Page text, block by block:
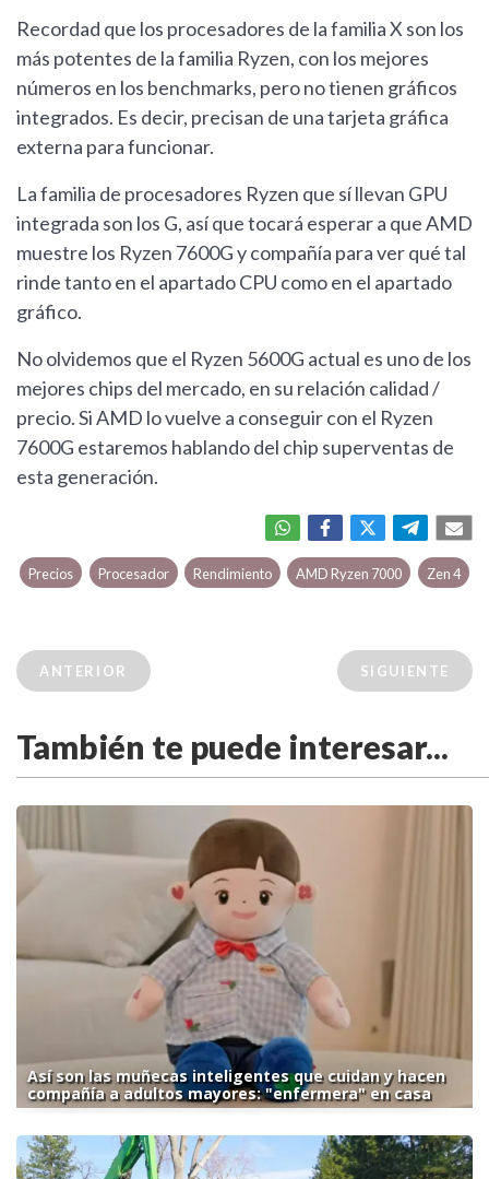
Recordad que los procesadores de la familia X son los
más potentes de la familia Ryzen, con los mejores
números en los benchmarks, pero no tienen gráficos
integrados. Es decir, precisan de una tarjeta gráfica
externa para funcionar.
La familia de procesadores Ryzen que sí llevan GPU
integrada son los G, así que tocará esperar a que AMD
muestre los Ryzen 7600G y compañía para ver qué tal
rinde tanto en el apartado CPU como en el apartado
gráfico.
No olvidemos que el Ryzen 5600G actual es uno de los
mejores chips del mercado, en su relación calidad /
precio. Si AMD lo vuelve a conseguir con el Ryzen
7600G estaremos hablando del chip superventas de
esta generación.
Precios Procesador Rendimiento AMD Ryzen 7000 Zen 4
ANTERIOR SIGUIENTE
También te puede interesar...
Así son las muñecas inteligentes que cuidan y hacen
compañía a adultos mayores: "enfermera" en casa